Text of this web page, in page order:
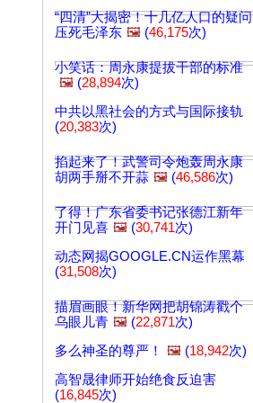
“四清”大揭密！十几亿人口的疑问
压死毛泽东 🖼️ (46,175次)
小笑话：周永康提拔干部的标准
🖼️ (28,894次)
中共以黑社会的方式与国际接轨
(20,383次)
掐起来了！武警司令炮轰周永康
胡两手掰不开蒜 🖼️ (46,586次)
了得！广东省委书记张德江新年
开门见喜 🖼️ (30,741次)
动态网揭GOOGLE.CN运作黑幕
(31,508次)
描眉画眼！新华网把胡锦涛戳个
乌眼儿青 🖼️ (22,871次)
多么神圣的尊严！
🖼️ (18,942次)
高智晟律师开始绝食反迫害
(16,845次)